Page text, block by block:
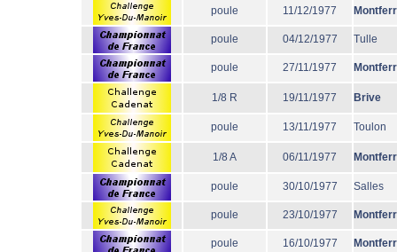
poule 11/12/1977
poule 04/12/1977 Tulle
poule 27/11/1977
1/8 R 19/11/1977 Brive
poule 13/11/1977 Toulon
1/8 A 06/11/1977
poule 30/10/1977 Salles
poule 23/10/1977
poule 16/10/1977